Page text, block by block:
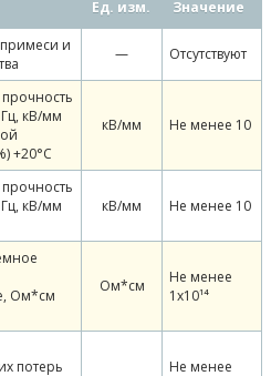
Ед. изм. Значение
и
— Отсутствуют
кВ/мм
+20°С
кВ/мм Не менее 10
кВ/мм
кВ/мм Не менее 10
Ом*см
Ом*см
Не менее
1х10¹⁴
потерь
Не менее